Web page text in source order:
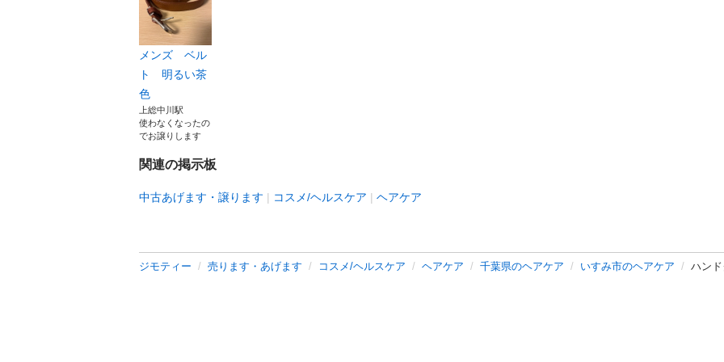
メンズ ベル
ト 明るい茶
色
上総中川駅
使わなくなったの
でお譲りします
関連の掲示板
中古あげます・譲ります コスメ/ヘルスケア ヘアケア
ジモティー 売ります・あげます コスメ/ヘルスケア ヘアケア 千葉県のヘアケア いすみ市のヘアケア ハン